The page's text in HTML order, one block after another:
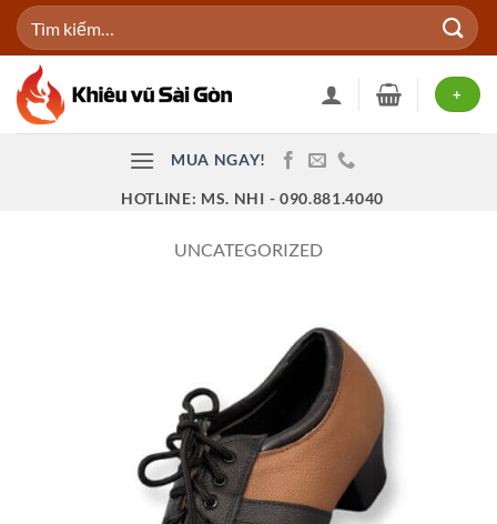
Bỏ
qua
dung
Tìm
kiếm:
+
MUA NGAY!
HOTLINE: MS. NHI - 090.881.4040
UNCATEGORIZED